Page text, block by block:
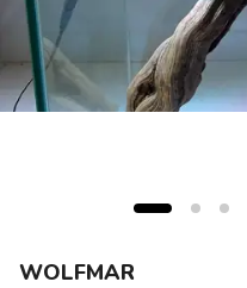
WOLFMAR